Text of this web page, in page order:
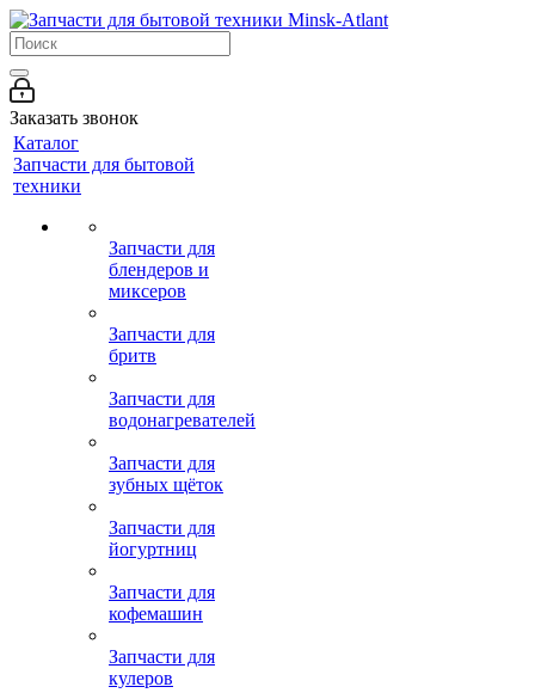
Заказать звонок
Каталог
Запчасти для бытовой
техники
Запчасти для
блендеров и
миксеров
Запчасти для
бритв
Запчасти для
водонагревателей
Запчасти для
зубных щёток
Запчасти для
йогуртниц
Запчасти для
кофемашин
Запчасти для
кулеров